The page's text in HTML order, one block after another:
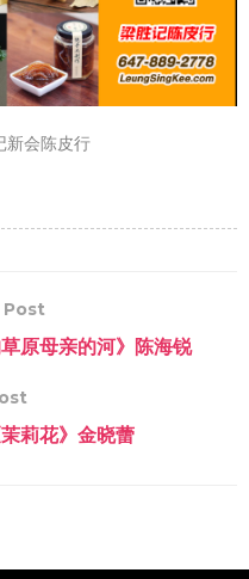
新会陈皮行
Post
原母亲的河》陈海锐
莉花》金晓蕾